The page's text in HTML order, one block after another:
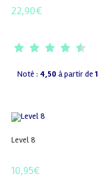
22,90€
Noté : 4,50 à partir de1
Level 8
10,95€